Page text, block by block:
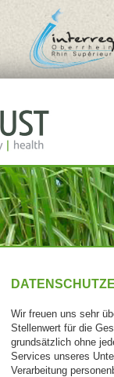
Wir freuen uns sehr
Stellenwert für die
grundsätzlich ohne
Services unseres
Verarbeitung